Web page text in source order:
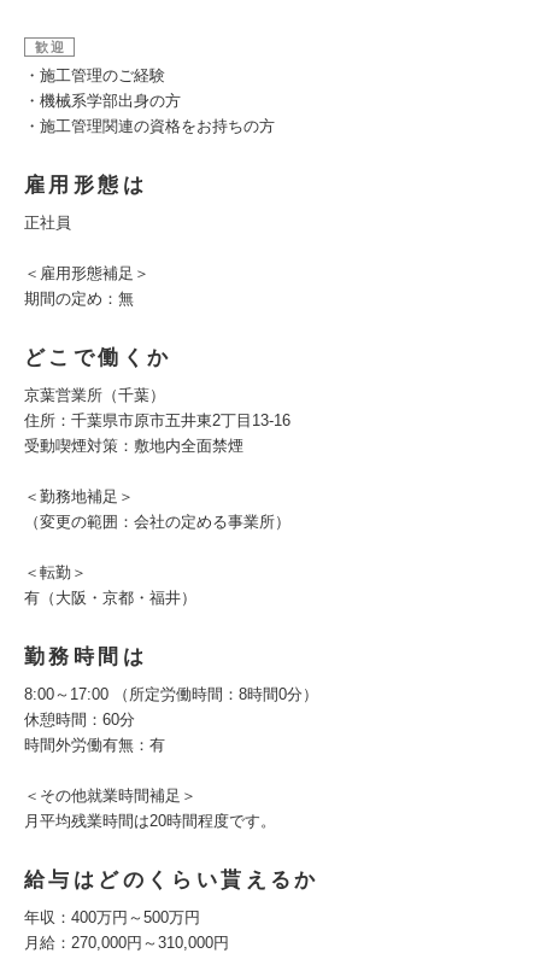
歓迎
・施工管理のご経験
・機械系学部出身の方
・施工管理関連の資格をお持ちの方
雇用形態は
正社員
＜雇用形態補足＞
期間の定め：無
どこで働くか
京葉営業所（千葉）
住所：千葉県市原市五井東2丁目13-16
受動喫煙対策：敷地内全面禁煙
＜勤務地補足＞
（変更の範囲：会社の定める事業所）
＜転勤＞
有（大阪・京都・福井）
勤務時間は
8:00～17:00 （所定労働時間：8時間0分）
休憩時間：60分
時間外労働有無：有
＜その他就業時間補足＞
月平均残業時間は20時間程度です。
給与はどのくらい貰えるか
年収：400万円～500万円
月給：270,000円～310,000円